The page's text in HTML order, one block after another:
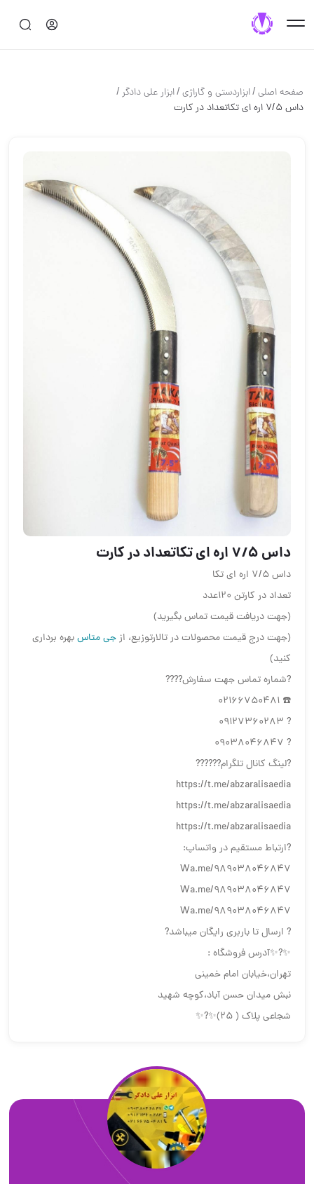
صفحه اصلی/ابزاردستی و گاراژی/ابزار علی دادگر/
داس ۷/۵ اره ای تکاتعداد در کارت
داس ۷/۵ اره ای تکاتعداد در کارت
داس ۷/۵ اره ای تکا
تعداد در کارتن ۱۲۰عدد
(جهت دریافت قیمت تماس بگیرید)
(جهت درج قیمت محصولات در تالارتوزیع، ازجی متاسبهره برداری
کنید)
?شماره تماس جهت سفارش????
☎️ 02166750481
? 09127360283
? 09038046847
?لینگ کانال تلگرام??????
https://t.me/abzaralisaedia
https://t.me/abzaralisaedia
https://t.me/abzaralisaedia
?ارتباط مستقیم در واتساپ:
Wa.me/989038046847
Wa.me/989038046847
Wa.me/989038046847
? ارسال تا باربری رایگان میباشد?
✨?✨آدرس فروشگاه :
تهران،خیابان امام خمینی
نبش میدان حسن آباد،کوچه شهید
شجاعی پلاک ( 25)✨?✨